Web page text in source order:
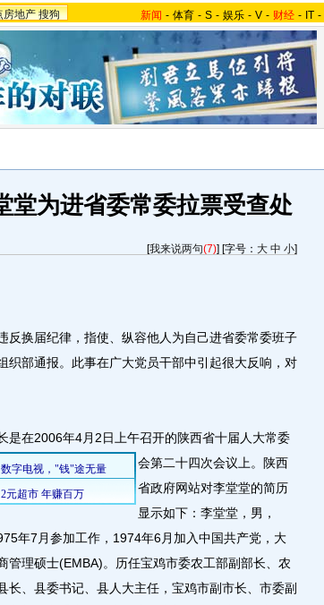
房地产 搜狗 新闻 - 体育 - S - 娱乐 - V - 财经 - IT -
堂为进省委常委拉票受查处
[我来说两句(7)] [字号： 大 中 小]
换届纪律，指使、纵容他人为自己进省委常委班子
织部通报。此事在广大党员干部中引起很大反响，对
在2006年4月2日上午召开的陕西省十届人大常委
会第二十四次会议上。
陕西
省政府网站对李堂堂的简历
显示如下：李堂堂，男，
年7月参加工作，1974年6月加入中国共产党，大
管理硕士(EMBA)。历任宝鸡市委农工部副部长、农
长、县委书记、县人大主任，宝鸡市副市长、市委副